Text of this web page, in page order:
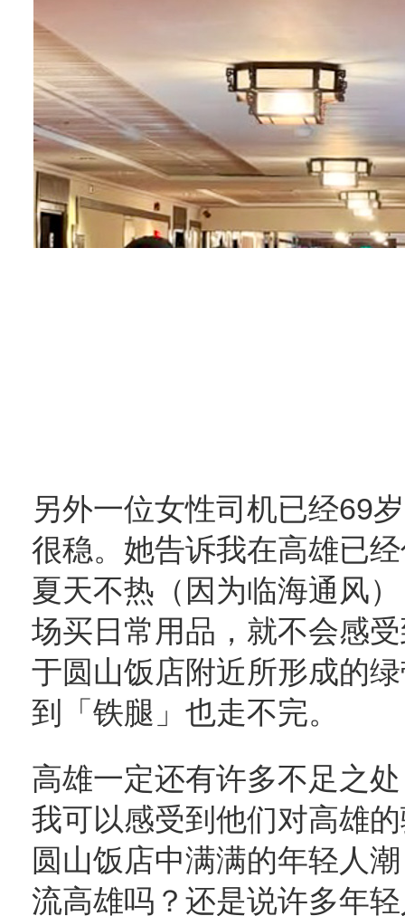
另外一位女性司机已经69
很稳。她告诉我在高雄已
夏天不热（因为临海通风
场买日常用品，就不会感
于圆山饭店附近所形成的
到「铁腿」也走不完。
高雄一定还有许多不足之
我可以感受到他们对高雄
圆山饭店中满满的年轻人
流高雄吗？还是说许多年